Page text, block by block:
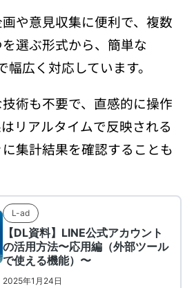
や意見収集に便利で、複数
選ぶ形式から、簡単な
幅広く対応しています。
術も不要で、直感的に操作
リアルタイムで反映される
集計結果を確認することも